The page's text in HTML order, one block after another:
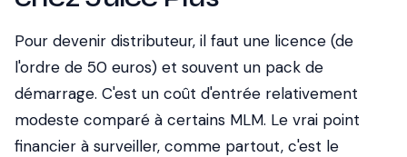
Pour devenir distributeur, il faut une licence (de
l'ordre de 50 euros) et souvent un pack de
démarrage. C'est un coût d'entrée relativement
modeste comparé à certains MLM. Le vrai point
financier à surveiller, comme partout, c'est le